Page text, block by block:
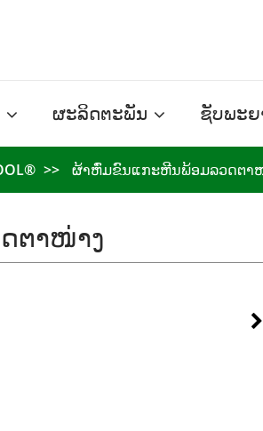
ຜະລິດຕະພັນ ຊັບພະ
ຜ້າຫົ່ມຂົນແກະຫີນພ້ອມລວດຕາ
ຕາໜ່າງ